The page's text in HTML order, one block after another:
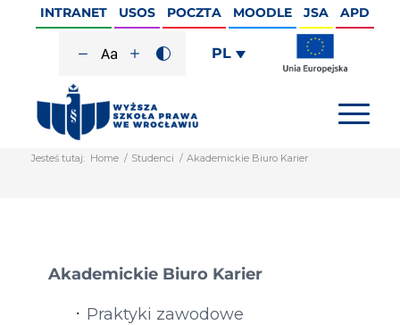
INTRANET USOS POCZTA MOODLE JSA APD
PL
Jesteś tutaj: Home / Studenci / Akademickie Biuro Karier
Akademickie Biuro Karier
Praktyki zawodowe